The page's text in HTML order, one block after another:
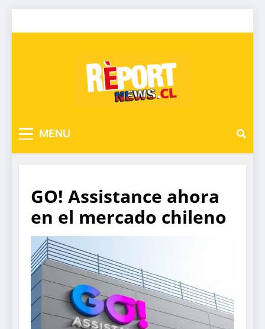
MENU
GO! Assistance ahora
en el mercado chileno